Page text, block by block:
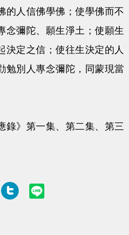
的人信佛學佛；使學佛而不
念彌陀、願生淨土；使願生
決定之信；使往生決定的人
勉別人專念彌陀，同蒙現當
錄》第一集、第二集、第三